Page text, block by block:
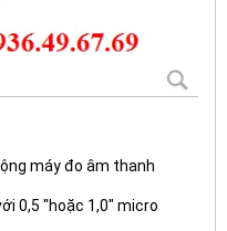
máy đo âm thanh
0,5 "hoặc 1,0" micro